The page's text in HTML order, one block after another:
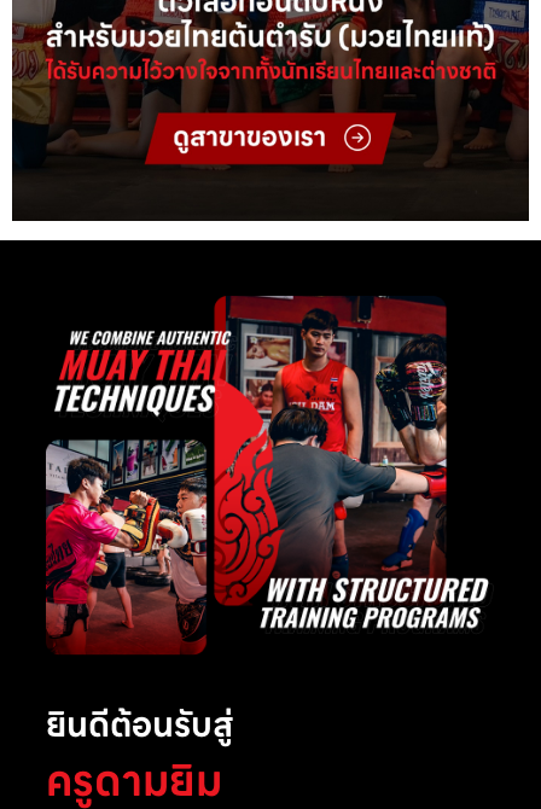
ยินดีต้อนรับสู่
ครูดามยิม